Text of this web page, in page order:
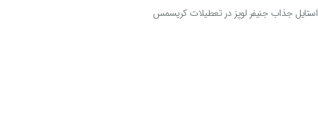
استایل جذاب جنیفر لوپز در تعطیلات کریسمس